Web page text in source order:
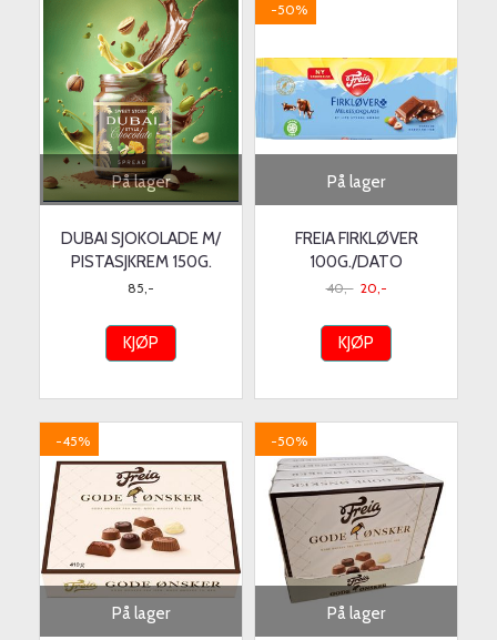
På lager
DUBAI SJOKOLADE M/
PISTASJKREM 150G.
85,-
KJØP
På lager
-50%
FREIA FIRKLØVER
100G./DATO
40,- 20,-
KJØP
På lager
-45%
På lager
-50%